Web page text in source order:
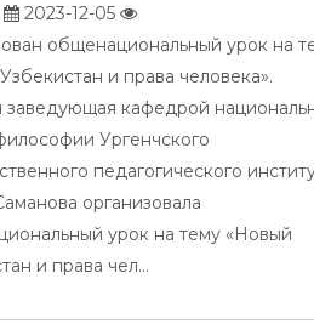
2023-12-05
общенациональный урок на
и права человека».
заведующая кафедрой
Ургенчского
педагогического
организовала
урок на тему «Новый
и права чел...